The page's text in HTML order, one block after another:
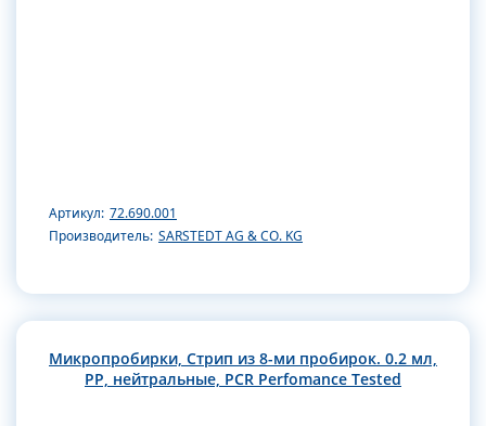
Артикул: 72.690.001
Производитель: SARSTEDT AG & CO. KG
Микропробирки, Стрип из 8-ми пробирок. 0.2 мл,
РР, нейтральные, PCR Perfomance Tested